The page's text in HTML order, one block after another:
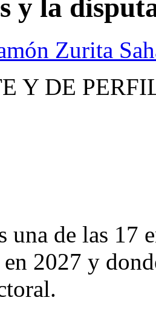
y la
Zurita
Y DE
una de las 17
2027 y